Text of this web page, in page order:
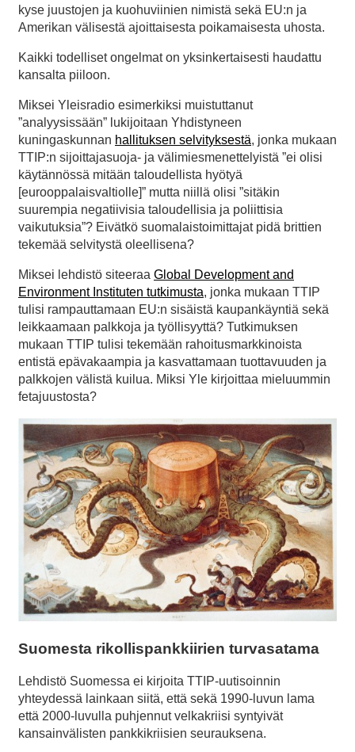
kyse juustojen ja kuohuviinien nimistä sekä EU:n ja
Amerikan välisestä ajoittaisesta poikamaisesta uhosta.
Kaikki todelliset ongelmat on yksinkertaisesti haudattu
kansalta piiloon.
Miksei Yleisradio esimerkiksi muistuttanut
”analyysissään” lukijoitaan Yhdistyneen
kuningaskunnan hallituksen selvityksestä, jonka mukaan
TTIP:n sijoittajasuoja- ja välimiesmenettelyistä ”ei olisi
käytännössä mitään taloudellista hyötyä
[eurooppalaisvaltiolle]” mutta niillä olisi ”sitäkin
suurempia negatiivisia taloudellisia ja poliittisia
vaikutuksia”? Eivätkö suomalaistoimittajat pidä brittien
tekemää selvitystä oleellisena?
Miksei lehdistö siteeraa Global Development and
Environment Instituten tutkimusta, jonka mukaan TTIP
tulisi rampauttamaan EU:n sisäistä kaupankäyntiä sekä
leikkaamaan palkkoja ja työllisyyttä? Tutkimuksen
mukaan TTIP tulisi tekemään rahoitusmarkkinoista
entistä epävakaampia ja kasvattamaan tuottavuuden ja
palkkojen välistä kuilua. Miksi Yle kirjoittaa mieluummin
fetajuustosta?
Suomesta rikollispankkiirien turvasatama
Lehdistö Suomessa ei kirjoita TTIP-uutisoinnin
yhteydessä lainkaan siitä, että sekä 1990-luvun lama
että 2000-luvulla puhjennut velkakriisi syntyivät
kansainvälisten pankkikriisien seurauksena.